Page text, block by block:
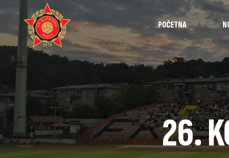
POČETNA
Utakmice
Intervjui
Highlights
Izvještaji
26.